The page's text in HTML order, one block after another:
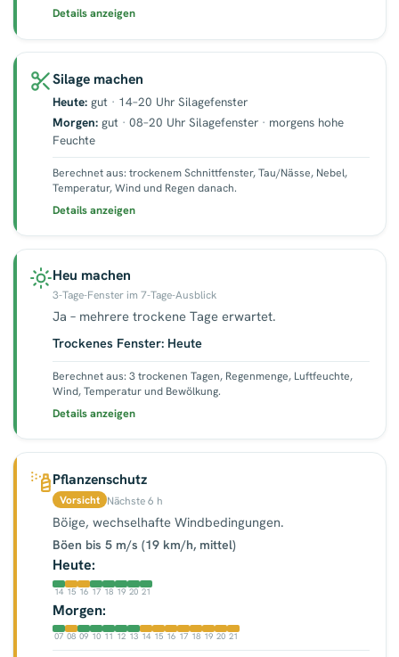
Details anzeigen
Silage machen
Heute:gut· 14–20 Uhr Silagefenster
Morgen:gut· 08–20 Uhr Silagefenster· morgens hohe
Feuchte
Berechnet aus: trockenem Schnittfenster, Tau/Nässe, Nebel,
Temperatur, Wind und Regen danach.
Details anzeigen
Heu machen
3-Tage-Fenster im 7-Tage-Ausblick
Ja – mehrere trockene Tage erwartet.
Trockenes Fenster: Heute
Berechnet aus: 3 trockenen Tagen, Regenmenge, Luftfeuchte,
Wind, Temperatur und Bewölkung.
Details anzeigen
Pflanzenschutz
Vorsicht Nächste 6 h
Böige, wechselhafte Windbedingungen.
Böen bis 5 m/s (19 km/h, mittel)
Heute:
14 15 16 17 18 19 20 21
Morgen:
07 08 09 10 11 12 13 14 15 16 17 18 19 20 21